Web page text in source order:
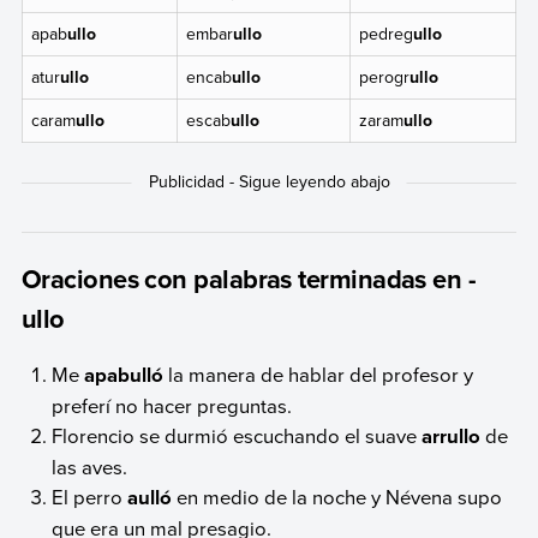
apabullo embarullo pedregullo
aturullo encabullo perogrullo
caramullo escabullo zaramullo
Oraciones con palabras terminadas en -
ullo
Meapabulló la manera de hablar del profesor y
preferí no hacer preguntas.
Florencio se durmió escuchando el suavearrullo de
las aves.
El perroaulló en medio de la noche y Névena supo
que era un mal presagio.